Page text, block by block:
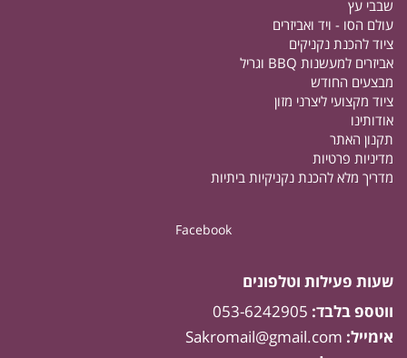
שבבי עץ
עולם הסו - ויד ואביזרים
ציוד להכנת נקניקים
אביזרים למעשנות BBQ וגריל
מבצעים החודש
ציוד מקצועי ליצרני מזון
אודותינו
תקנון האתר
מדיניות פרטיות
מדריך מלא להכנת נקניקיות ביתיות
Facebook
שעות פעילות וטלפונים
ווטספ בלבד: 053-6242905
אימייל: Sakromail@gmail.com